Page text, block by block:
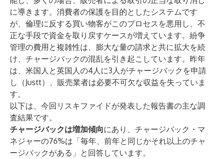
に導きます。消費者の保護を目的としたシステムです
が、倫理に反する買い物客がこのプロセスを悪用し、不
正な手段で資金を取り戻すケースが増えています。紛争
管理の費用と複雑性は、膨大な量の請求と共に拡大を続
け、チャージバックの混乱を引き起こしています。昨年
は、米国人と英国人の4人に3人がチャージバックを申請
し（Justt）、販売業者は必要不可欠な収益を失っていま
す。
以下は、今回リスキファイドが発表した報告書の主な調
査結果です。
チャージバックは増加傾向にあり、チャージバック・マ
ネジャーの76%は「毎年、前年と同じかそれ以上のチャ
ージバックがある」と回答しています。